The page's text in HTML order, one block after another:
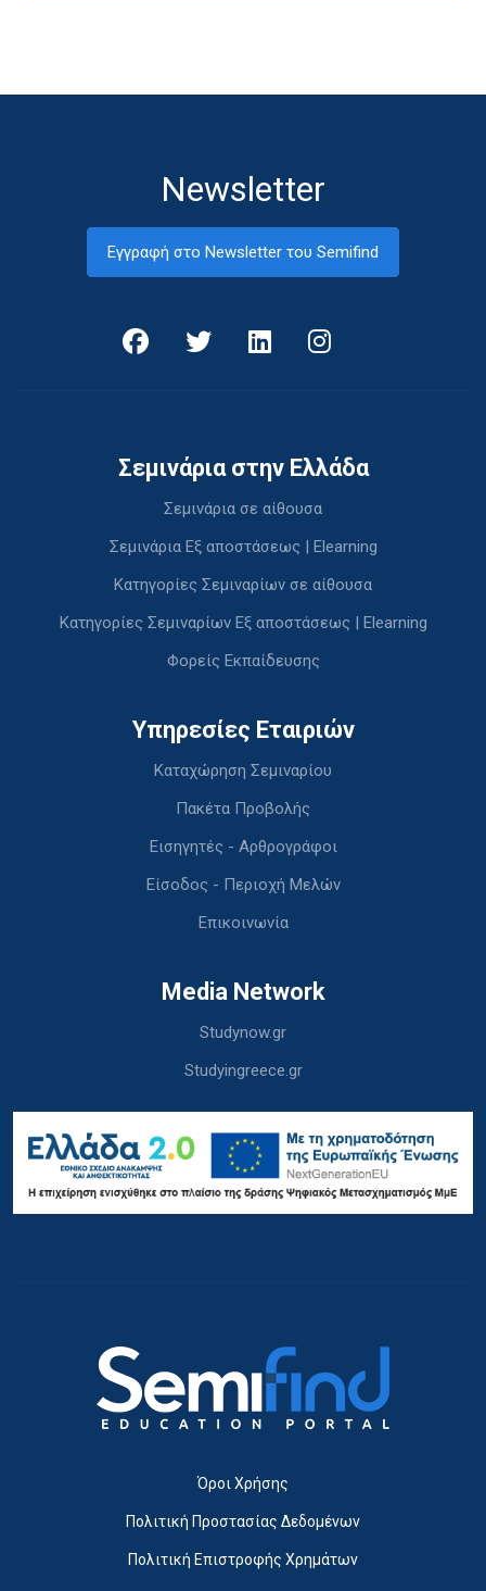
Newsletter
Εγγραφή στο Newsletter του Semifind
Σεμινάρια στην Ελλάδα
Σεμινάρια σε αίθουσα
Σεμινάρια Εξ αποστάσεως | Elearning
Κατηγορίες Σεμιναρίων σε αίθουσα
Κατηγορίες Σεμιναρίων Εξ αποστάσεως | Elearning
Φορείς Εκπαίδευσης
Υπηρεσίες Εταιριών
Καταχώρηση Σεμιναρίου
Πακέτα Προβολής
Εισηγητές - Αρθρογράφοι
Είσοδος - Περιοχή Μελών
Επικοινωνία
Media Network
Studynow.gr
Studyingreece.gr
Όροι Χρήσης
Πολιτική Προστασίας Δεδομένων
Πολιτική Επιστροφής Χρημάτων